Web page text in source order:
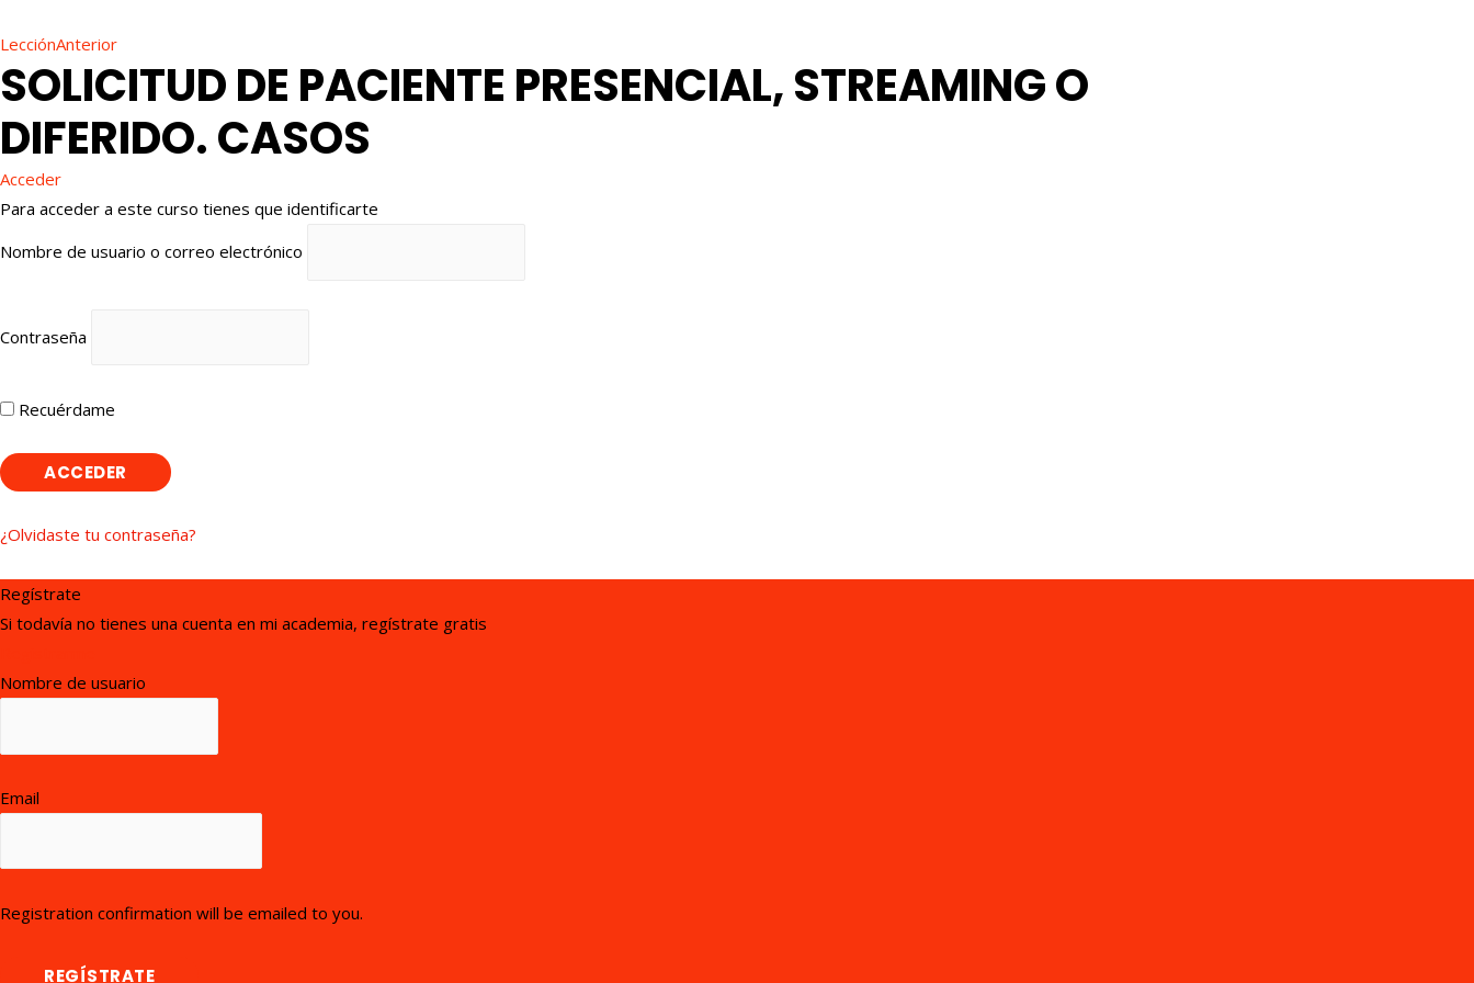
LecciónAnterior
SOLICITUD DE PACIENTE PRESENCIAL, STREAMING O
DIFERIDO. CASOS
Acceder
Para acceder a este curso tienes que identificarte
Nombre de usuario o correo electrónico
Contraseña
Recuérdame
¿Olvidaste tu contraseña?
Regístrate
Si todavía no tienes una cuenta en mi academia, regístrate gratis
Nombre de usuario
Email
Registration confirmation will be emailed to you.